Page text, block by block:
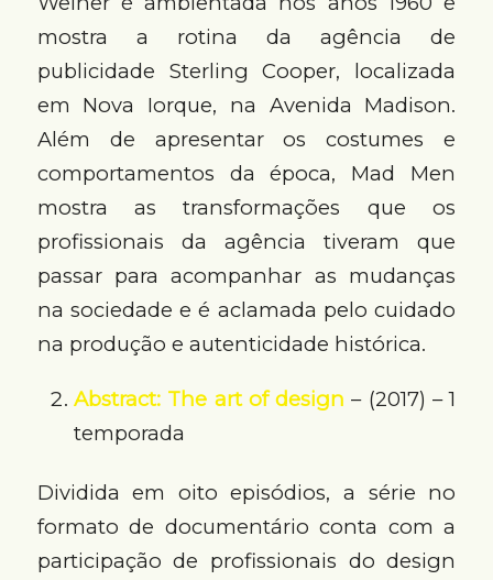
mostra a rotina da agência de
publicidade Sterling Cooper, localizada
em Nova Iorque, na Avenida Madison.
Além de apresentar os costumes e
comportamentos da época, Mad Men
mostra as transformações que os
profissionais da agência tiveram que
passar para acompanhar as mudanças
na sociedade e é aclamada pelo cuidado
na produção e autenticidade histórica.
Abstract: The art of design – (2017) – 1
temporada
Dividida em oito episódios, a série no
formato de documentário conta com a
participação de profissionais do design